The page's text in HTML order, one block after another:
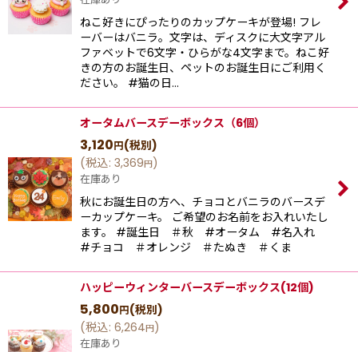
ねこ好きにぴったりのカップケーキが登場! フレ
ーバーはバニラ。文字は、ディスクに大文字アル
ファベットで6文字・ひらがな4文字まで。ねこ好
きの方のお誕生日、ペットのお誕生日にご利用く
ださい。 #猫の日…
オータムバースデーボックス（6個）
3,120円(税別)
(税込: 3,369円)
在庫あり
秋にお誕生日の方へ、チョコとバニラのバースデ
ーカップケーキ。 ご希望のお名前をお入れいたし
ます。 #誕生日 ＃秋 #オータム #名入れ
#チョコ ＃オレンジ ＃たぬき ＃くま
ハッピーウィンターバースデーボックス(12個)
5,800円(税別)
(税込: 6,264円)
在庫あり